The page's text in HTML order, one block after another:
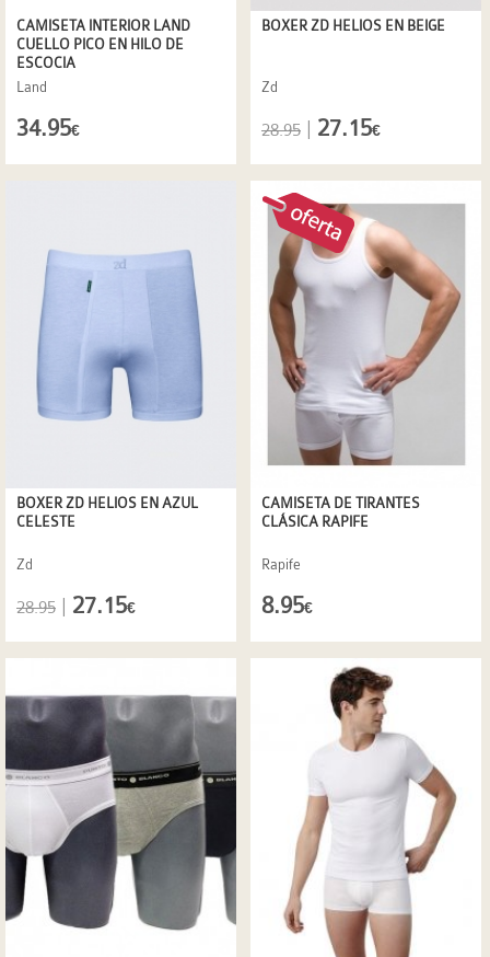
CAMISETA INTERIOR LAND
CUELLO PICO EN HILO DE
ESCOCIA
Land
34.95€
BOXER ZD HELIOS EN BEIGE
Zd
28.95 | 27.15€
BOXER ZD HELIOS EN AZUL
CELESTE
Zd
28.95 27.15€
CAMISETA DE TIRANTES
CLÁSICA RAPIFE
Rapife
8.95€